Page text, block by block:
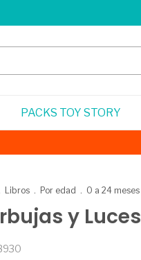
PACKS TOY STORY
Libros . Por edad . 0 a 24 meses
y Luces